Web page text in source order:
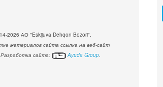
2026 АО "Eskijuva Dehqon Bozori".
материалов сайта ссылка на веб-сайт
Разработка сайта:
Ayuda Group.